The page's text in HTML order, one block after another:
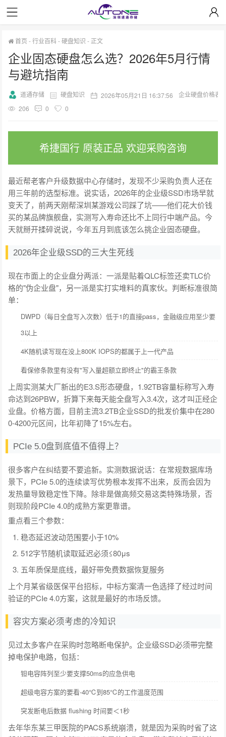
首页 -行业百科-硬盘知识 - 正文
企业固态硬盘怎么选？2026年5月行情
与避坑指南
道通存储 硬盘知识 2026年05月21日 16:37:56
企业硬盘价格表
206
0 0
希捷国行 原装正品 欢迎采购咨询
最近帮老客户升级数据中心存储时，发现不少采购负责人还在
用三年前的选型标准。说实话，2026年的企业级SSD市场早就
变天了，前两天刚帮深圳某游戏公司踩了坑——他们花大价钱
买的某品牌旗舰盘，实测写入寿命还比不上同行中端产品。今
天就掰开揉碎说说，今年五月到底该怎么挑企业固态硬盘。
2026年企业级SSD的三大生死线
现在市面上的企业盘分两派：一派是贴着QLC标签还卖TLC价
格的"伪企业盘"，另一派是实打实堆料的真家伙。判断标准很简
单：
DWPD（每日全盘写入次数）低于1的直接pass，金融级应用至少要
3以上
4K随机读写现在没上800K IOPS的都属于上一代产品
看保修条款里有没有"写入量超额立即终止"的霸王条款
上周实测某大厂新出的E3.S形态硬盘，1.92TB容量标称写入寿
命达到26PBW，折算下来每天能全盘写入3.4次，这才叫正经企
业盘。价格方面，目前主流3.2TB企业SSD的批发价集中在280
0-4200元区间，比年初降了15%左右。
PCIe 5.0盘到底值不值得上？
很多客户在纠结要不要追新。实测数据说话：在常规数据库场
景下，PCIe 5.0的连续读写优势根本发挥不出来，反而会因为
发热量导致稳定性下降。除非是做高频交易这类特殊场景，否
则现阶段PCIe 4.0的成熟方案更靠谱。
重点看三个参数：
稳态延迟波动范围要小于10%
512字节随机读取延迟必须≤80μs
五年质保是底线，最好带免费数据恢复服务
上个月某省级医保平台招标，中标方案清一色选择了经过时间
验证的PCIe 4.0方案，这就是最好的市场反馈。
容灾方案必须考虑的冷知识
见过太多客户在采购时忽略断电保护。企业级SSD必须带完整
掉电保护电路，包括：
钽电容阵列至少要支撑50ms的应急供电
超级电容方案的要看-40℃到85℃的工作温度范围
突发断电后数据 flushing 时间要＜1秒
去年华东某三甲医院的PACS系统崩溃，就是因为采购时省了这